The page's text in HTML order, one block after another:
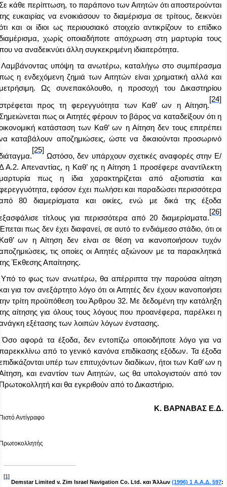
κάθε περίπτωση, το παράπονο των Αιτητών ότι αποστερούνται
ευκαιρίας να ενοικιάσουν το διαμέρισμα σε τρίτους, δεικνύει
και οι ίδιοι ως περιουσιακό στοιχείο αντικρίζουν το επίδικο
χωρίς οποιαδήποτε απόχρωση στη μαρτυρία τους
να αναδεικνύει άλλη συγκεκριμένη ιδιαιτερότητα.
Λαμβάνοντας υπόψη τα ανωτέρω, καταλήγω στο συμπέρασμα
η ενδεχόμενη ζημιά των Αιτητών είναι χρηματική αλλά και
Ως συνεπακόλουθο, η προσοχή του Δικαστηρίου
προς τη φερεγγυότητα των Καθ’ ων η Αίτηση.
[24]
πως οι Αιτητές φέρουν το βάρος να καταδείξουν ότι η
κατάσταση των Καθ’ ων η Αίτηση δεν τους επιτρέπει
καταβάλουν αποζημιώσεις, ώστε να δικαιούνται προσωρινό
[25]
Ωστόσο, δεν υπάρχουν σχετικές αναφορές στην Ε/
Α.2. Απεναντίας, η Καθ’ ης η Αίτηση 1 προσέφερε αναντίλεκτη
πως η ίδια χαρακτηρίζεται από αξιοπιστία και
εφόσον έχει πωλήσει και παραδώσει περισσότερα
80 διαμερίσματα και οικίες, ενώ με δικά της έξοδα
τίτλους για περισσότερα από 20 διαμερίσματα.
[26]
πως δεν έχει διαφανεί, σε αυτό το ενδιάμεσο στάδιο, ότι οι
ων η Αίτηση δεν είναι σε θέση να ικανοποιήσουν τυχόν
τις οποίες οι Αιτητές αξιώνουν με τα παρακλητικά
Έκθεσης Απαίτησης.
Υπό το φως των ανωτέρω, θα απέρριπτα την παρούσα αίτηση
για τον ανεξάρτητο λόγο ότι οι Αιτητές δεν έχουν ικανοποιήσει
τρίτη προϋπόθεση του Άρθρου 32. Με δεδομένη την κατάληξη
αίτησης για όλους τους λόγους που προανέφερα, παρέλκει η
εξέτασης των λοιπών λόγων ένστασης.
Όσο αφορά τα έξοδα, δεν εντοπίζω οποιοδήποτε λόγο για να
από το γενικό κανόνα επιδίκασης εξόδων. Τα έξοδα
υπέρ των επιτυχόντων διαδίκων, ήτοι των Καθ’ ων η
και εναντίον των Αιτητών, ως θα υπολογιστούν από τον
και θα εγκριθούν από το Δικαστήριο.
Κ. ΒΑΡΝΑΒΑΣ Ε.Δ.
Αντίγραφο
ς
[1]
Demstar Limited v. Ζim Israel Navigation Co. Ltd. και Άλλων (1996) 1 A.A.Δ. 597: